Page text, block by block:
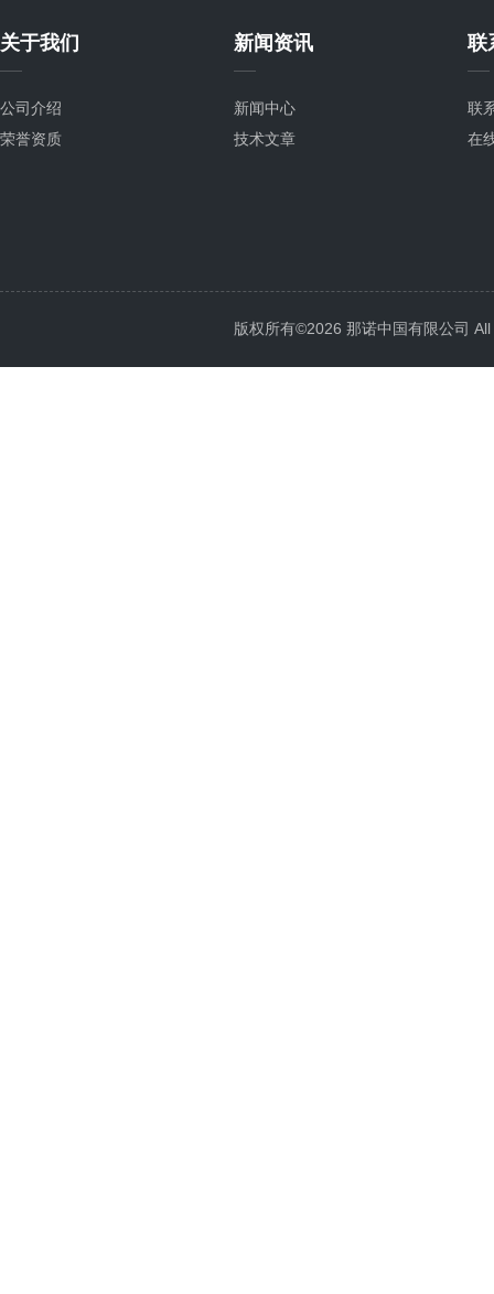
关于我们
公司介绍
荣誉资质
新闻资讯
新闻中心
技术文章
联
联
在
版权所有©2026 那诺中国有限公司